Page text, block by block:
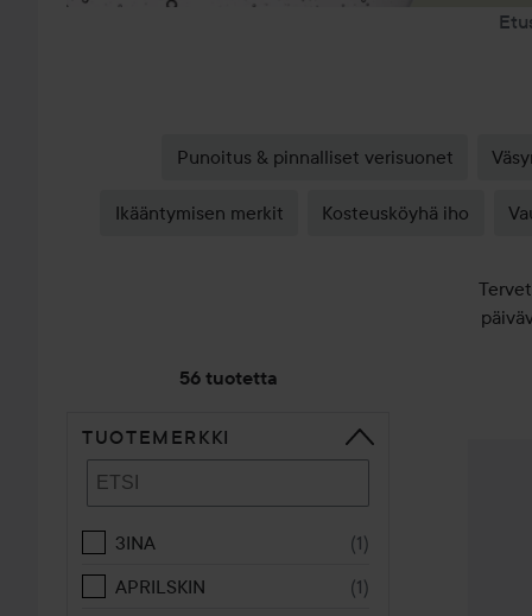
Punoitus & pinnalliset verisuonet
Ikääntymisen merkit Kosteusköyhä iho
56 tuotetta
SIIRTYÄ JHK LAJITTELE
TUOTEMERKKI
3INA (1)
APRILSKIN
(1)